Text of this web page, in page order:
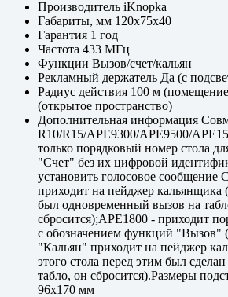
Производитель iKnopka
Габариты, мм 120x75x40
Гарантия 1 год
Частота 433 МГц
Функции Вызов/счет/кальян
Рекламный держатель Да (с
Радиус действия 100 м
(открытое пространство)
Дополнительная информация
R10/R15/APE9300/APE9500/
только порядковый номер стола
"Счет" без их цифровой
установить голосовое сообщение
приходит на пейджер кальянщика
был одновременный вызов на
сбросится);APE1800 - приходит
с обозначением функций "Вызов"
"Кальян" приходит на пейджер
этого стола перед этим был
табло, он сбросится).Размеры
96x170 мм